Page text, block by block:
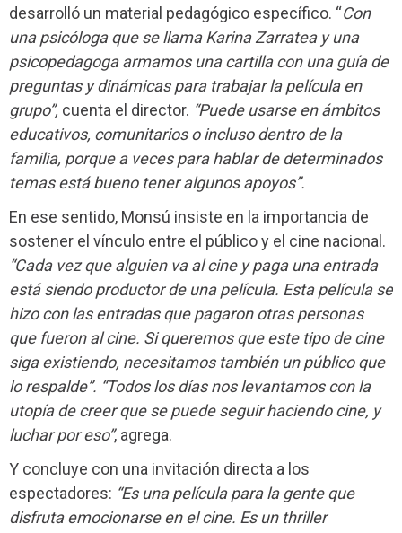
desarrolló un material pedagógico específico. “Con
una psicóloga que se llama Karina Zarratea y una
psicopedagoga armamos una cartilla con una guía de
preguntas y dinámicas para trabajar la película en
grupo”, cuenta el director. “Puede usarse en ámbitos
educativos, comunitarios o incluso dentro de la
familia, porque a veces para hablar de determinados
temas está bueno tener algunos apoyos”.
En ese sentido, Monsú insiste en la importancia de
sostener el vínculo entre el público y el cine nacional.
“Cada vez que alguien va al cine y paga una entrada
está siendo productor de una película. Esta película se
hizo con las entradas que pagaron otras personas
que fueron al cine. Si queremos que este tipo de cine
siga existiendo, necesitamos también un público que
lo respalde”. “Todos los días nos levantamos con la
utopía de creer que se puede seguir haciendo cine, y
luchar por eso”, agrega.
Y concluye con una invitación directa a los
espectadores: “Es una película para la gente que
disfruta emocionarse en el cine. Es un thriller